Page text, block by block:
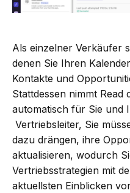
Als einzelner Verkäufer
denen Sie Ihren
Kontakte und
Stattdessen nimmt Read
automatisch für Sie und
Vertriebsleiter, Sie
dazu drängen, ihre
aktualisieren, wodurch
Vertriebsstrategien mit
aktuellsten Einblicken